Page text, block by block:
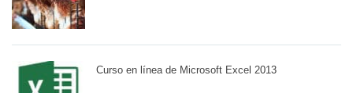
Curso en línea de Microsoft Excel 2013